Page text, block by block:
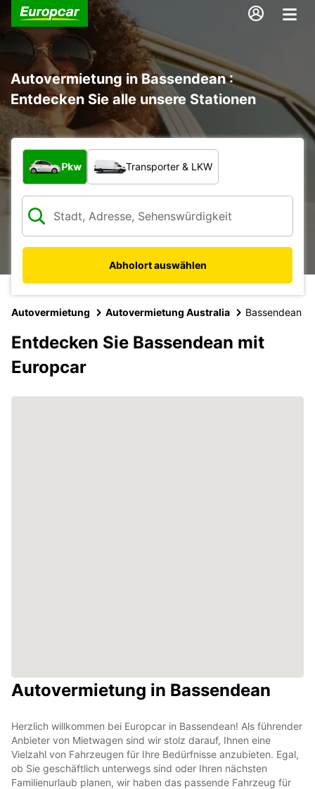
Autovermietung in Bassendean :
Entdecken Sie alle unsere Stationen
Welche Art von Fahrzeug?
Pkw Transporter & LKW
Abholort auswählen
Autovermietung Autovermietung Australia Bassendean
Entdecken Sie Bassendean mit
Europcar
Autovermietung in Bassendean
Herzlich willkommen bei Europcar in Bassendean! Als führender
Anbieter von Mietwagen sind wir stolz darauf, Ihnen eine
Vielzahl von Fahrzeugen für Ihre Bedürfnisse anzubieten. Egal,
ob Sie geschäftlich unterwegs sind oder Ihren nächsten
Familienurlaub planen, wir haben das passende Fahrzeug für